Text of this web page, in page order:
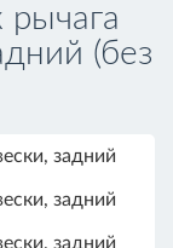
(без